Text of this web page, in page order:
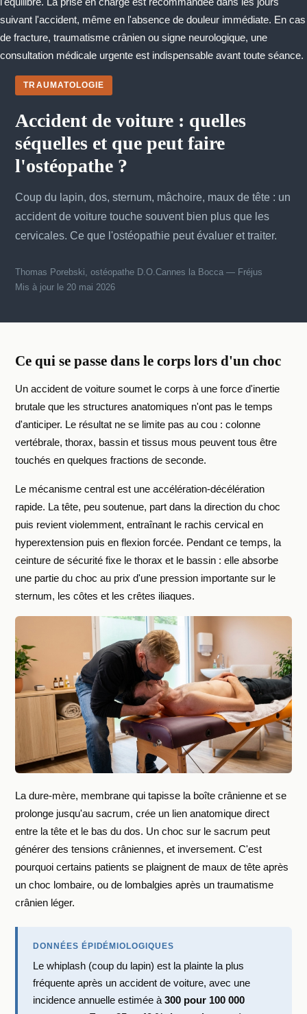
suivant l'accident, même en l'absence de douleur immédiate. En cas
de fracture, traumatisme crânien ou signe neurologique, une
consultation médicale urgente est indispensable avant toute séance.
TRAUMATOLOGIE
Accident de voiture : quelles
séquelles et que peut faire
l'ostéopathe ?
Coup du lapin, dos, sternum, mâchoire, maux de tête : un
accident de voiture touche souvent bien plus que les
cervicales. Ce que l'ostéopathie peut évaluer et traiter.
Thomas Porebski, ostéopathe D.O.Cannes la Bocca — Fréjus
Mis à jour le 20 mai 2026
Ce qui se passe dans le corps lors d'un choc
Un accident de voiture soumet le corps à une force d'inertie
brutale que les structures anatomiques n'ont pas le temps
d'anticiper. Le résultat ne se limite pas au cou : colonne
vertébrale, thorax, bassin et tissus mous peuvent tous être
touchés en quelques fractions de seconde.
Le mécanisme central est une accélération-décélération
rapide. La tête, peu soutenue, part dans la direction du choc
puis revient violemment, entraînant le rachis cervical en
hyperextension puis en flexion forcée. Pendant ce temps, la
ceinture de sécurité fixe le thorax et le bassin : elle absorbe
une partie du choc au prix d'une pression importante sur le
sternum, les côtes et les crêtes iliaques.
La dure-mère, membrane qui tapisse la boîte crânienne et se
prolonge jusqu'au sacrum, crée un lien anatomique direct
entre la tête et le bas du dos. Un choc sur le sacrum peut
générer des tensions crâniennes, et inversement. C'est
pourquoi certains patients se plaignent de maux de tête après
un choc lombaire, ou de lombalgies après un traumatisme
crânien léger.
DONNÉES ÉPIDÉMIOLOGIQUES
Le whiplash (coup du lapin) est la plainte la plus
fréquente après un accident de voiture, avec une
incidence annuelle estimée à300 pour 100 000